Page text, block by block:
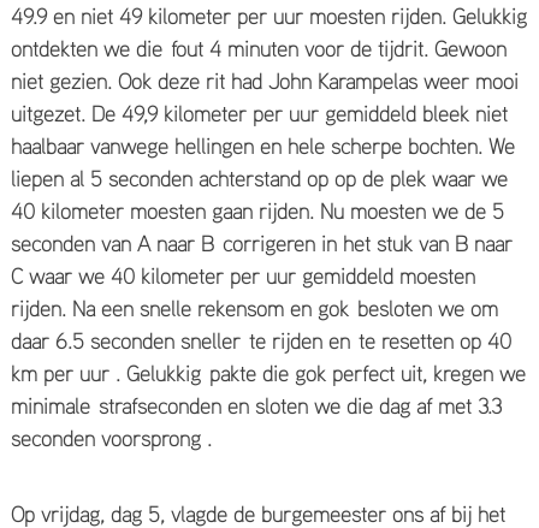
49.9 en niet 49 kilometer per uur moesten rijden. Gelukkig
ontdekten we die fout 4 minuten voor de tijdrit. Gewoon
niet gezien. Ook deze rit had John Karampelas weer mooi
uitgezet. De 49,9 kilometer per uur gemiddeld bleek niet
haalbaar vanwege hellingen en hele scherpe bochten. We
liepen al 5 seconden achterstand op op de plek waar we
40 kilometer moesten gaan rijden. Nu moesten we de 5
seconden van A naar B corrigeren in het stuk van B naar
C waar we 40 kilometer per uur gemiddeld moesten
rijden. Na een snelle rekensom en gok besloten we om
daar 6.5 seconden sneller te rijden en te resetten op 40
km per uur . Gelukkig pakte die gok perfect uit, kregen we
minimale strafseconden en sloten we die dag af met 3.3
seconden voorsprong .
Op vrijdag, dag 5, vlagde de burgemeester ons af bij het